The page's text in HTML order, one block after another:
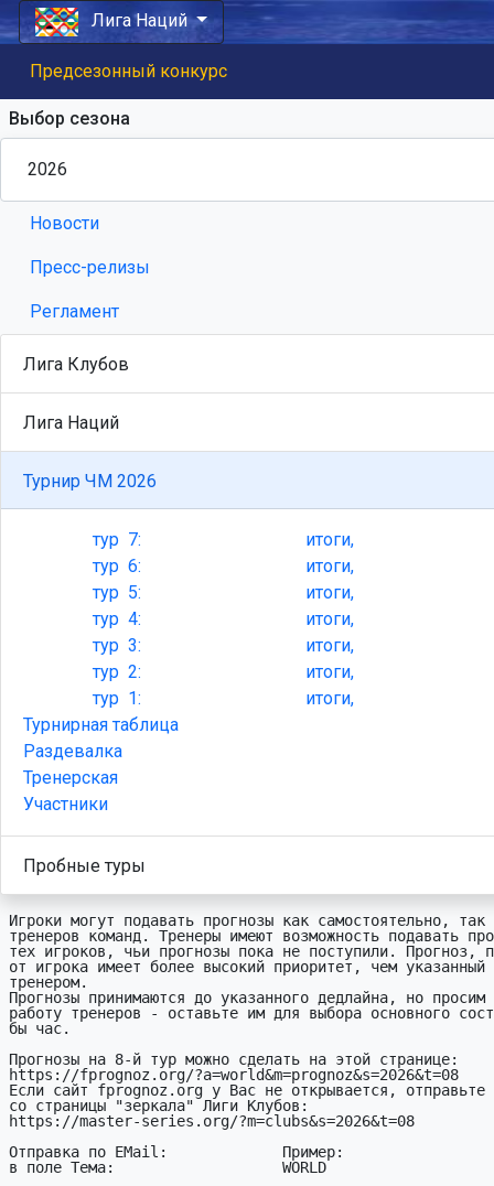
Лига Наций
Предсезонный конкурс
Выбор сезона
Новости
Пресс-релизы
Регламент
Лига Клубов
Лига Наций
Турнир ЧМ 2026
тур7:
итоги,
тур6:
итоги,
тур5:
итоги,
тур4:
итоги,
тур3:
итоги,
тур2:
итоги,
тур1:
итоги,
Турнирная таблица
Раздевалка
Тренерская
Участники
Пробные туры
Игроки могут подавать прогнозы как самостоятельно, так
тренеров команд. Тренеры имеют возможность подавать
тех игроков, чьи прогнозы пока не поступили. Прогноз,
от игрока имеет более высокий приоритет, чем указанный
тренером.
Прогнозы принимаются до указанного дедлайна, но просим
работу тренеров - оставьте им для выбора основного
бы час.
Прогнозы на 8-й тур можно сделать на этой странице:
https://fprognoz.org/?a=world&m=prognoz&s=2026&t=08
Если сайт fprognoz.org у Вас не открывается, отправьте
со страницы "зеркала" Лиги Клубов:
https://master-series.org/?m=clubs&s=2026&t=08
Отправка по EMail:             Пример:
в поле Тема:                   WORLD